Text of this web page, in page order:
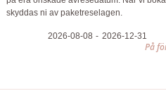
skyddas ni av paketreselagen.
2026-08-08 2026-12-31
På